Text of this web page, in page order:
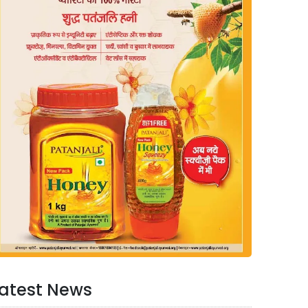
News